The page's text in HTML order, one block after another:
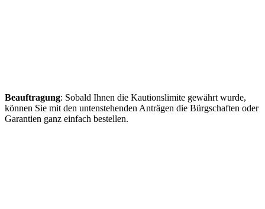
Beauftragung: Sobald Ihnen die Kautionslimite gewährt wurde,
können Sie mit den untenstehenden Anträgen die Bürgschaften oder
Garantien ganz einfach bestellen.